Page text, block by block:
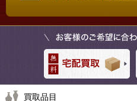
買取品目